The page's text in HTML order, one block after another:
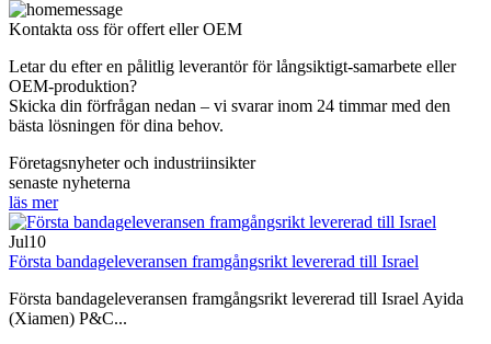
Kontakta oss för offert eller OEM
Letar du efter en pålitlig leverantör för långsiktigt-samarbete eller
OEM-produktion?
Skicka din förfrågan nedan – vi svarar inom 24 timmar med den
bästa lösningen för dina behov.
Företagsnyheter och industriinsikter
senaste nyheterna
läs mer
Jul10
Första bandageleveransen framgångsrikt levererad till Israel
Första bandageleveransen framgångsrikt levererad till Israel Ayida
(Xiamen) P&C...